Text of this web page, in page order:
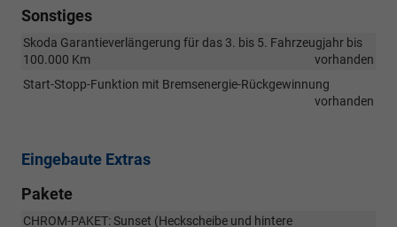
Sonstiges
Skoda Garantieverlängerung für das 3. bis 5. Fahrzeugjahr bis
100.000 Km
vorhanden
Start-Stopp-Funktion mit Bremsenergie-Rückgewinnung
vorhanden
Eingebaute Extras
Pakete
CHROM-PAKET: Sunset (Heckscheibe und hintere